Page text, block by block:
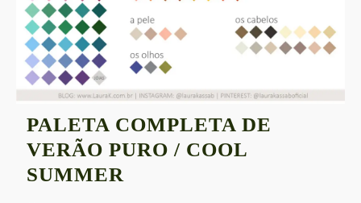
PALETA COMPLETA DE
VERÃO PURO / COOL
SUMMER